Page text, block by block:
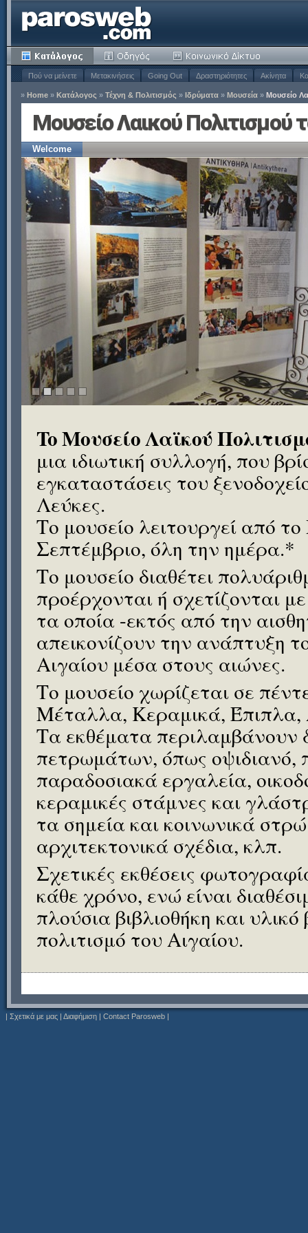
Πού να μείνετε Μετακινήσεις Going Out Δραστηριότητες Ακίνητα
» Home » Κατάλογος » Τέχνη & Πολιτισμός » Ιδρύματα » Μουσεία » Μουσείο
Μουσείο Λαικού Πολιτισμού
Welcome
To Μουσείο Λαϊκού
μια ιδιωτική συλλογή, που
εγκαταστάσεις του
Λεύκες.
Το μουσείο λειτουργεί από
Σεπτέμβριο, όλη την ημέρα.*
Το μουσείο διαθέτει
προέρχονται ή σχετίζονται
τα οποία -εκτός από την
απεικονίζουν την ανάπτυξη
Αιγαίου μέσα στους αιώνες.
Το μουσείο χωρίζεται σε
Μέταλλα, Κεραμικά, Έπιπλα,
Τα εκθέματα περιλαμβάνουν
πετρωμάτων, όπως οψιδιανό,
παραδοσιακά εργαλεία,
κεραμικές στάμνες και
τα σημεία και κοινωνικά
αρχιτεκτονικά σχέδια, κλπ.
Σχετικές εκθέσεις
κάθε χρόνο, ενώ είναι
πλούσια βιβλιοθήκη και υλικό
πολιτισμό του Αιγαίου.
| Σχετικά με μας | Διαφήμιση | Contact Parosweb |